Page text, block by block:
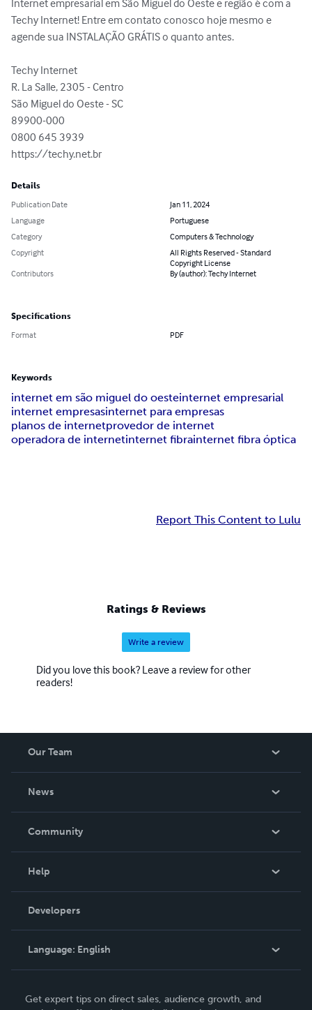
Internet empresarial em São Miguel do Oeste e região é com a
Techy Internet! Entre em contato conosco hoje mesmo e
agende sua INSTALAÇÃO GRÁTIS o quanto antes.
Techy Internet
R. La Salle, 2305 - Centro
São Miguel do Oeste - SC
89900-000
0800 645 3939
https://techy.net.br
Details
Publication Date
Jan 11, 2024
Language
Portuguese
Category
Computers & Technology
Copyright
All Rights Reserved - Standard
Copyright License
Contributors
By (author): Techy Internet
Specifications
Format PDF
Keywords
internet em são miguel do oesteinternet empresarial
internet empresasinternet para empresas
planos de internetprovedor de internet
operadora de internetinternet fibrainternet fibra óptica
Report This Content to Lulu
Ratings & Reviews
Write a review
Did you love this book? Leave a review for other
readers!
Our Team
News
In The News
Community
Podcast
Help
Order Lookup
Knowledge Base
Contact Support
Developers
Language: English
Deutsch
Get expert tips on direct sales, audience growth, and